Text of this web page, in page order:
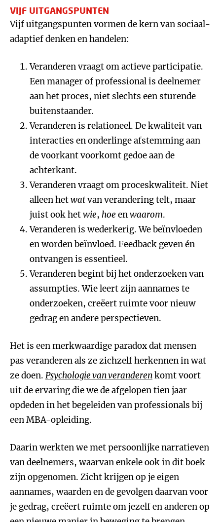
VIJF UITGANGSPUNTEN
Vijf uitgangspunten vormen de kern van sociaal-
adaptief denken en handelen:
Veranderen vraagt om actieve participatie.
Een manager of professional is deelnemer
aan het proces, niet slechts een sturende
buitenstaander.
Veranderen is relationeel. De kwaliteit van
interacties en onderlinge afstemming aan
de voorkant voorkomt gedoe aan de
achterkant.
Veranderen vraagt om proceskwaliteit. Niet
alleen hetwatvan verandering telt, maar
juist ook hetwie, hoe enwaarom.
Veranderen is wederkerig. We beïnvloeden
en worden beïnvloed. Feedback geven én
ontvangen is essentieel.
Veranderen begint bij het onderzoeken van
assumpties. Wie leert zijn aannames te
onderzoeken, creëert ruimte voor nieuw
gedrag en andere perspectieven.
Het is een merkwaardige paradox dat mensen
pas veranderen als ze zichzelf herkennen in wat
ze doen. Psychologie van veranderenkomt voort
uit de ervaring die we de afgelopen tien jaar
opdeden in het begeleiden van professionals bij
een MBA-opleiding.
Daarin werkten we met persoonlijke narratieven
van deelnemers, waarvan enkele ook in dit boek
zijn opgenomen. Zicht krijgen op je eigen
aannames, waarden en de gevolgen daarvan voor
je gedrag, creëert ruimte om jezelf en anderen op